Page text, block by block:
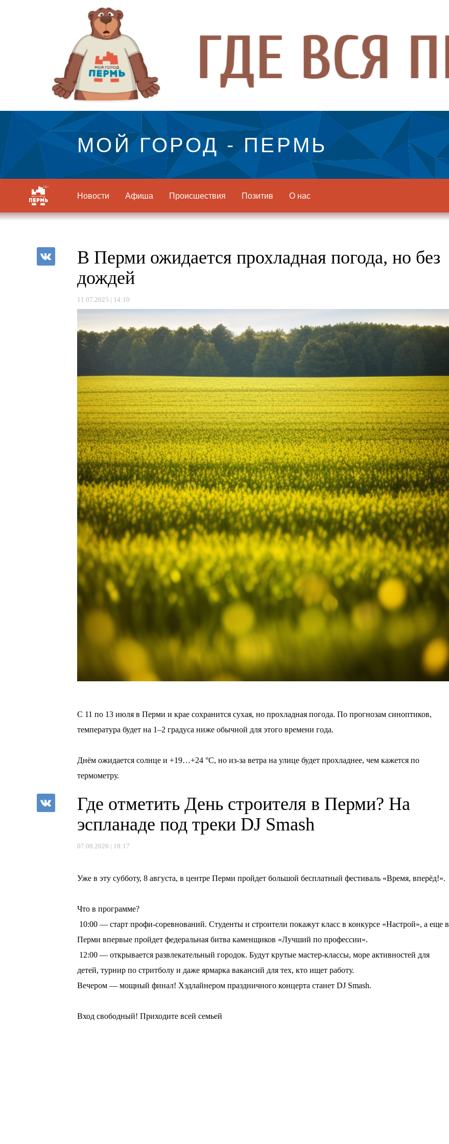
МОЙ ГОРОД - ПЕРМЬ
Новости Афиша Происшествия Позитив О нас
В Перми ожидается прохладная погода, но без
дождей
11.07.2025 | 14:10
С 11 по 13 июля в Перми и крае сохранится сухая, но прохладная погода. По прогнозам синоптиков,
температура будет на 1–2 градуса ниже обычной для этого времени года.
Днём ожидается солнце и +19…+24 °C, но из-за ветра на улице будет прохладнее, чем кажется по
термометру.
Где отметить День строителя в Перми? На
эспланаде под треки DJ Smash
07.08.2026 | 18:17
Уже в эту субботу, 8 августа, в центре Перми пройдет большой бесплатный фестиваль «Время, вперёд!».
Что в программе?
10:00 — старт профи-соревнований. Студенты и строители покажут класс в конкурсе «Настрой», а еще в
Перми впервые пройдет федеральная битва каменщиков «Лучший по профессии».
12:00 — открывается развлекательный городок. Будут крутые мастер-классы, море активностей для
детей, турнир по стритболу и даже ярмарка вакансий для тех, кто ищет работу.
Вечером — мощный финал! Хэдлайнером праздничного концерта станет DJ Smash.
Вход свободный! Приходите всей семьей